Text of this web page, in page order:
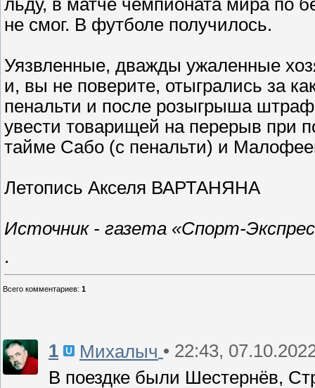
льду, в матче чемпионата мира по
не смог. В футболе получилось.
Уязвленные, дважды ужаленные
и, вы не поверите, отыгрались за
пенальти и после розыгрыша
увести товарищей на перерыв при
тайме Сабо (с пенальти) и
Летопись Акселя ВАРТАНЯНА
Источник - газета «Спорт-
.
Всего комментариев: 1
1 Михалыч • 22:43,
В поездке были Шестернёв,